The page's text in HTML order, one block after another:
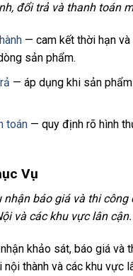
đổi trả và thanh toán
— cam kết thời hạn và
sản phẩm.
— áp dụng khi sản
toán— quy định rõ hình
Vụ
nhận báo giá và thi công
và các khu vực lân cận.
khảo sát, báo giá và
thành và các khu vực